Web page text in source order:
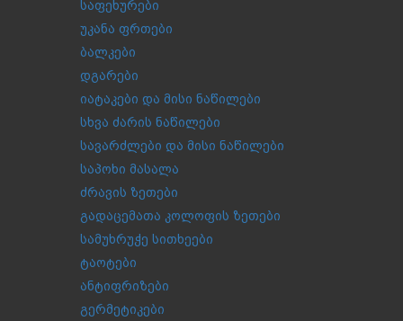
საფეხურები
უკანა ფრთები
ბალკები
დგარები
იატაკები და მისი ნაწილები
სხვა ძარის ნაწილები
სავარძლები და მისი ნაწილები
საპოხი მასალა
ძრავის ზეთები
გადაცემათა კოლოფის ზეთები
სამუხრუჭე სითხეები
ტაოტები
ანტიფრიზები
გერმეტიკები